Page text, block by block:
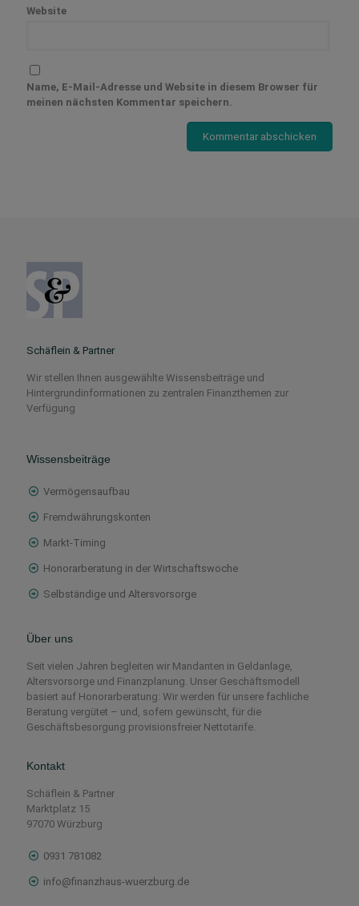
Website
Name, E-Mail-Adresse und Website in diesem Browser für
meinen nächsten Kommentar speichern.
Schäflein & Partner
Wir stellen Ihnen ausgewählte Wissensbeiträge und
Hintergrundinformationen zu zentralen Finanzthemen zur
Verfügung
Wissensbeiträge
Vermögensaufbau
Fremdwährungskonten
Markt-Timing
Honorarberatung in der Wirtschaftswoche
Selbständige und Altersvorsorge
Über uns
Seit vielen Jahren begleiten wir Mandanten in Geldanlage,
Altersvorsorge und Finanzplanung. Unser Geschäftsmodell
basiert auf Honorarberatung: Wir werden für unsere fachliche
Beratung vergütet – und, sofern gewünscht, für die
Geschäftsbesorgung provisionsfreier Nettotarife.
Kontakt
Schäflein & Partner
Marktplatz 15
97070 Würzburg
0931 781082
info@finanzhaus-wuerzburg.de